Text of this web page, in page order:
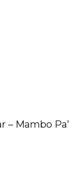
– Mambo